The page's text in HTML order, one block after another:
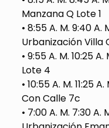
Manzana Q Lote 1
• 8:55 A. M. 9:40
Urbanización Villa
• 9:55 A. M. 10:25
Lote 4
• 10:55 A. M. 11:25
Con Calle 7c
• 7:00 A. M. 7:30